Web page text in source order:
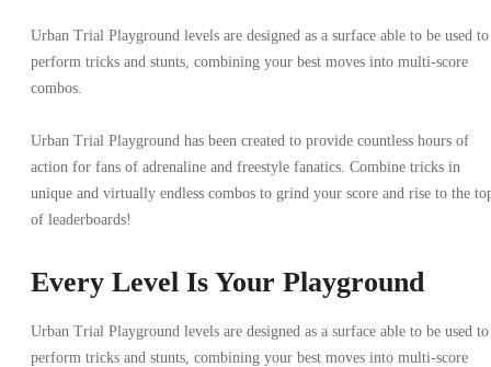
Urban Trial Playground levels are designed as a surface able to be used to
perform tricks and stunts, combining your best moves into multi-score
combos.
Urban Trial Playground has been created to provide countless hours of
action for fans of adrenaline and freestyle fanatics. Combine tricks in
unique and virtually endless combos to grind your score and rise to the
of leaderboards!
Every Level Is Your Playground
Urban Trial Playground levels are designed as a surface able to be used to
perform tricks and stunts, combining your best moves into multi-score